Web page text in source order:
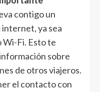
contigo un
ya sea
Wi-Fi. Esto te
sobre
de otros viajeros.
el contacto con